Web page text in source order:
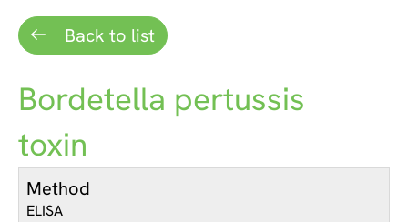
Back to list
Bordetella pertussis
toxin
Method
ELISA